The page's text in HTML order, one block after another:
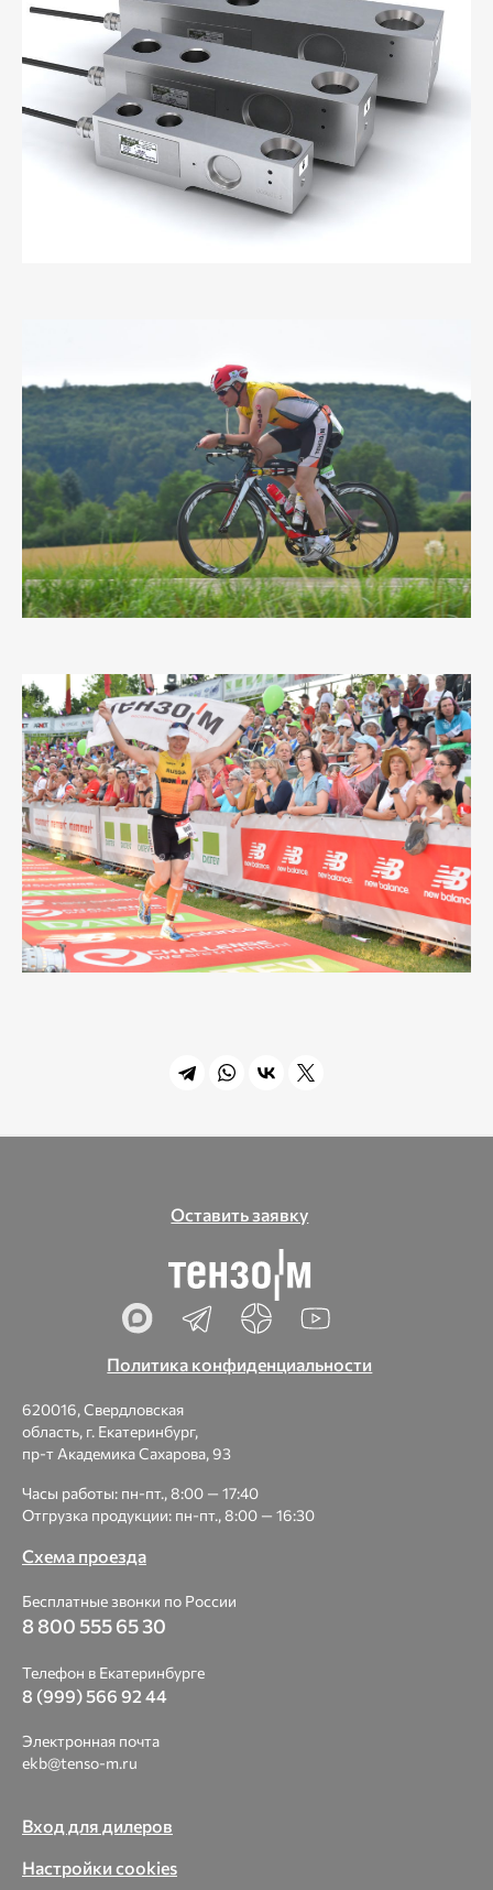
Оставить заявку
Политика конфиденциальности
620016, Свердловская
область, г. Екатеринбург,
пр-т Академика Сахарова, 93
Часы работы: пн-пт., 8:00 — 17:40
Отгрузка продукции: пн-пт., 8:00 — 16:30
Схема проезда
Бесплатные звонки по России
8 800 555 65 30
Телефон в Екатеринбурге
8 (999) 566 92 44
Электронная почта
ekb@tenso-m.ru
Вход для дилеров
Настройки cookies